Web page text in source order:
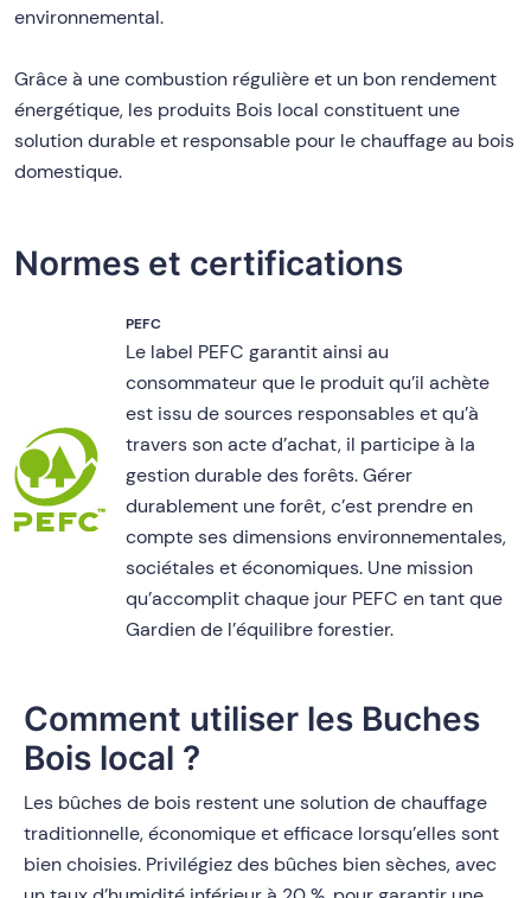
environnemental.
Grâce à une combustion régulière et un bon rendement
énergétique, les produits Bois local constituent une
solution durable et responsable pour le chauffage au bois
domestique.
Normes et certifications
PEFC
Le label PEFC garantit ainsi au
consommateur que le produit qu’il achète
est issu de sources responsables et qu’à
travers son acte d’achat, il participe à la
gestion durable des forêts. Gérer
durablement une forêt, c’est prendre en
compte ses dimensions environnementales,
sociétales et économiques. Une mission
qu’accomplit chaque jour PEFC en tant que
Gardien de l’équilibre forestier.
Comment utiliser les Buches
Bois local ?
Les bûches de bois restent une solution de chauffage
traditionnelle, économique et efficace lorsqu’elles sont
bien choisies. Privilégiez des bûches bien sèches, avec